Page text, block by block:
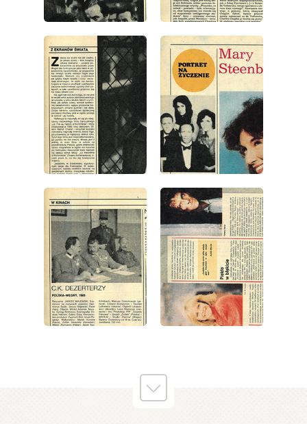
wydanie: 35/1986 wydanie: 35/1986
wydanie: 35/1986 wydanie: 35/1986
wydanie: 35/1986 wydanie: 35/1986